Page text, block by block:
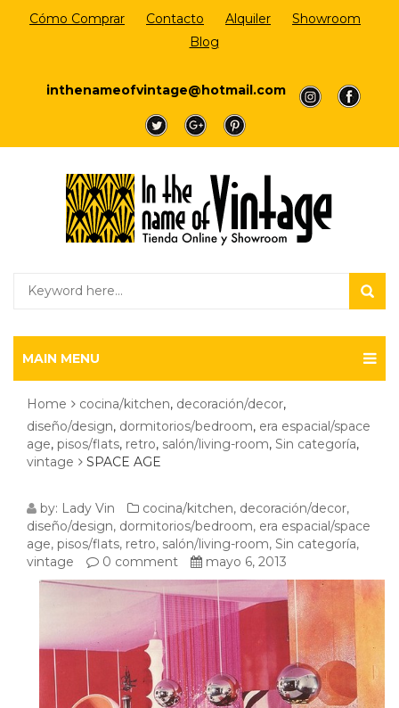
Cómo Comprar Contacto Alquiler
Showroom
Blog
inthenameofvintage@hotmail.com
a
a
a
a a
MAIN MENU
Home cocina/kitchen, decoración/decor,
diseño/design, dormitorios/bedroom, era espacial/space
age, pisos/flats, retro, salón/living-room, Sin categoría,
vintage
SPACE AGE
SPACE
AGE
by: Lady Vin cocina/kitchen, decoración/decor,
diseño/design, dormitorios/bedroom, era espacial/space
age, pisos/flats, retro, salón/living-room, Sin categoría,
vintage
0 comment mayo 6, 2013